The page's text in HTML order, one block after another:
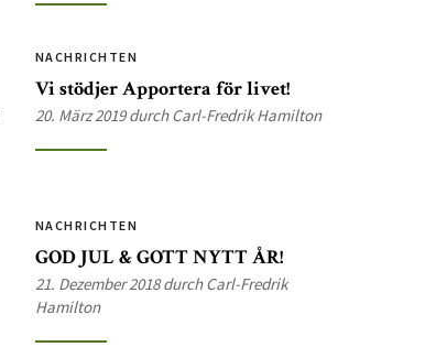
NACHRICHTEN
Vi stödjer Apportera för livet!
20. März 2019 durch Carl-Fredrik Hamilton
NACHRICHTEN
GOD JUL & GOTT NYTT ÅR!
21. Dezember 2018 durch Carl-Fredrik
Hamilton